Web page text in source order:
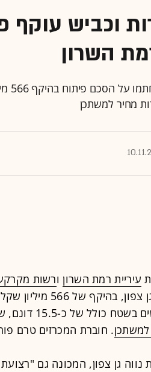
דירות וכביש
השרון
מחיר למשתכן
עיריית רמת השרון ורשות
של כ-15.5 דונם, שעליהם יוקמו 482 יחידות דיור במסגרת מבצעי
. חוברת המכרזים טרם
נווה גן צפון, המכונה גם